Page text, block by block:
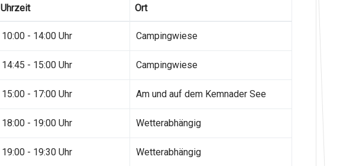
Uhrzeit Ort
10:00 - 14:00 Uhr Campingwiese
14:45 - 15:00 Uhr Campingwiese
15:00 - 17:00 Uhr Am und auf dem Kemnader See
18:00 - 19:00 Uhr Wetterabhängig
19:00 - 19:30 Uhr Wetterabhängig